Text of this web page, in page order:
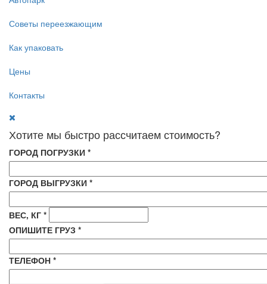
Советы переезжающим
Как упаковать
Цены
Контакты
Хотите мы быстро рассчитаем стоимость?
ГОРОД ПОГРУЗКИ *
ГОРОД ВЫГРУЗКИ *
ВЕС, КГ *
ОПИШИТЕ ГРУЗ *
ТЕЛЕФОН *